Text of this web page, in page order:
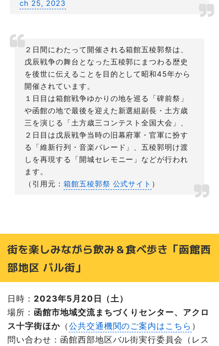
ch 25, 2023
２日間にわたって開催される箱館五稜郭祭は、
戊辰戦争の舞台となった五稜郭にまつわる歴史
を後世に伝えることを目的として昭和45年から
開催されています。
１日目は箱館戦争ゆかりの地を巡る「碑前祭」
や函館の地で最後を迎えた新選組副長・土方歳
三を演じる「土方歳三コンテスト全国大会」、
２日目は戊辰戦争当時の旧幕府軍・官軍に扮す
る「維新行列・音楽パレード」、五稜郭明け渡
しを再現する「開城セレモニー」などが行われ
ます。
（引用元： 箱館五稜郭祭 公式サイト ）
街を楽しみながら飲み＆食べ歩き「函館西
部地区 バル街」
日時： 2023年5月20日（土）
場所： 函館市地域交流まちづくりセンター、アクロ
ス十字街ほか（公共交通機関のご案内はこちら ）
問い合わせ：函館西部地区バル街実行委員会（レス